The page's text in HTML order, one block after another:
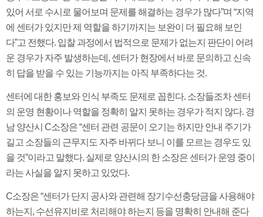
있어 서로 수시로 물어보며 문제를 해결하는 경우가 많다”며 “지역
에 센터가 있지만 제 역할을 하기까지는 보완이 더 필요해 보인
다”고 전했다. 입찰 과정에서 법적으로 문제가 없는지 판단이 어려
운 경우가 자주 발생하는데, 센터가 현장에서 바로 문의하고 신속
히 답을 받을 수 있는 기능까지는 아직 부족하다는 것.
센터에 대한 홍보와 인식 부족도 문제로 꼽힌다. 소장들조차 센터
의 운영 현황이나 역할을 정확히 알지 못하는 경우가 적지 않다. 경
남 양산시 C소장은 “센터 관련 공문이 오기는 하지만 안내 주기가
길고 소장들의 근무지도 자주 바뀌다 보니 이를 모르는 경우도 있
을 것”이라고 말했다. 실제로 양산시의 한 소장은 센터가 운영 중이
라는 사실을 알지 못하고 있었다.
C소장은 “센터가 단지 공사와 관련해 장기수선충당금을 사용해야
하는지, 수선유지비로 처리해야 하는지 등을 명확히 안내해 준다